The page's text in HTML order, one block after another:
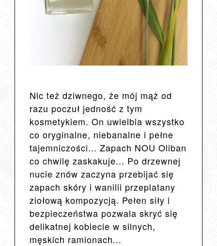
Nic też dziwnego, że mój mąż od
razu poczuł jedność z tym
kosmetykiem. On uwielbia wszystko
co oryginalne, niebanalne i pełne
tajemniczości... Zapach NOU Oliban
co chwilę zaskakuje... Po drzewnej
nucie znów zaczyna przebijać się
zapach skóry i wanilii przeplatany
ziołową kompozycją. Pełen siły i
bezpieczeństwa pozwala skryć się
delikatnej kobiecie w silnych,
męskich ramionach...